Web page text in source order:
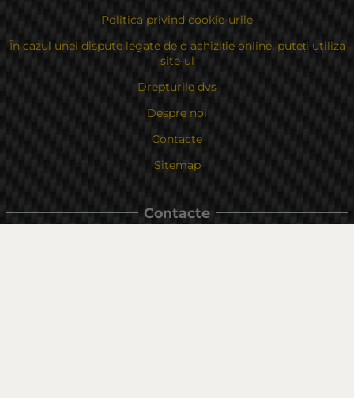
Politica privind cookie-urile
În cazul unei dispute legate de o achiziție online, puteți utiliza
site-ul
Drepturile dvs
Despre noi
Contacte
Sitemap
Contacte